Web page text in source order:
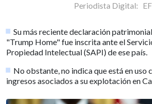
Periodista Digital:
Su más reciente declaración
"Trump Home" fue inscrita ante el
Propiedad Intelectual (SAPI) de ese país.
No obstante, no indica que está en uso
ingresos asociados a su explotación en